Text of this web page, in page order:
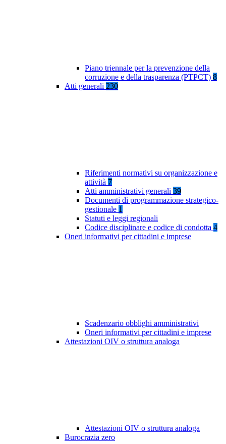
Piano triennale per la prevenzione della
corruzione e della trasparenza (PTPCT) 8
Atti generali 230
Riferimenti normativi su organizzazione e
attività 7
Atti amministrativi generali 39
Documenti di programmazione strategico-
gestionale 1
Statuti e leggi regionali
Codice disciplinare e codice di condotta 4
Oneri informativi per cittadini e imprese
Scadenzario obblighi amministrativi
Oneri informativi per cittadini e imprese
Attestazioni OIV o struttura analoga
Attestazioni OIV o struttura analoga
Burocrazia zero